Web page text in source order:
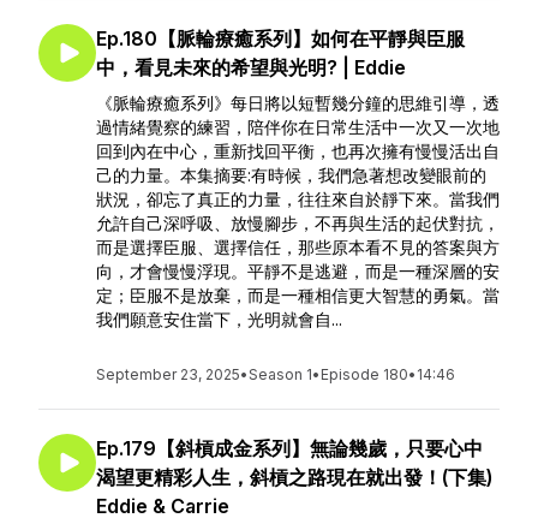
Ep.180【脈輪療癒系列】如何在平靜與臣服
中，看見未來的希望與光明? | Eddie
《脈輪療癒系列》每日將以短暫幾分鐘的思維引導，透
過情緒覺察的練習，陪伴你在日常生活中一次又一次地
回到內在中心，重新找回平衡，也再次擁有慢慢活出自
己的力量。本集摘要:有時候，我們急著想改變眼前的
狀況，卻忘了真正的力量，往往來自於靜下來。當我們
允許自己深呼吸、放慢腳步，不再與生活的起伏對抗，
而是選擇臣服、選擇信任，那些原本看不見的答案與方
向，才會慢慢浮現。平靜不是逃避，而是一種深層的安
定；臣服不是放棄，而是一種相信更大智慧的勇氣。當
我們願意安住當下，光明就會自...
September 23, 2025•Season 1• Episode 180• 14:46
Ep.179【斜槓成金系列】無論幾歲，只要心中
渴望更精彩人生，斜槓之路現在就出發！(下集)
Eddie & Carrie